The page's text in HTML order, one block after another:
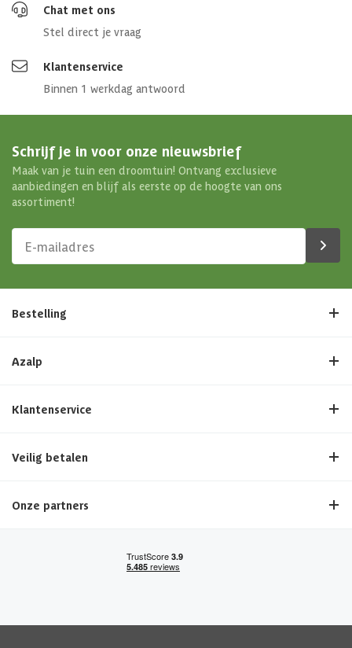
Chat met ons
Stel direct je vraag
Klantenservice
Binnen 1 werkdag antwoord
Schrijf je in voor onze nieuwsbrief
Maak van je tuin een droomtuin! Ontvang exclusieve
aanbiedingen en blijf als eerste op de hoogte van ons
assortiment!
Bestelling
Azalp
Klantenservice
Veilig betalen
Onze partners